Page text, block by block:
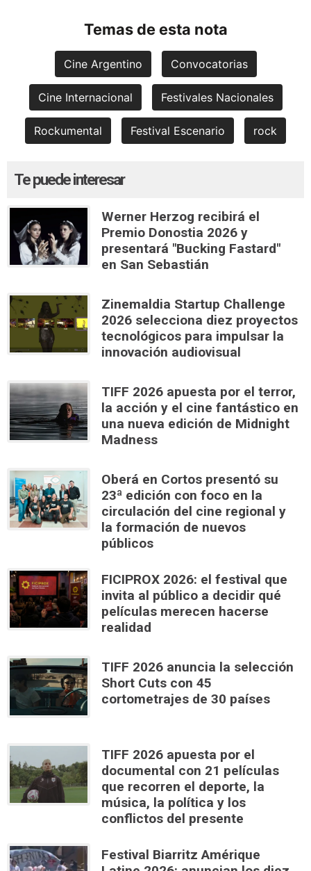
Temas de esta nota
Cine Argentino Convocatorias
Cine Internacional Festivales Nacionales
Rockumental Festival Escenario rock
Te puede interesar
Werner Herzog recibirá el
Premio Donostia 2026 y
presentará "Bucking Fastard"
en San Sebastián
Zinemaldia Startup Challenge
2026 selecciona diez proyectos
tecnológicos para impulsar la
innovación audiovisual
TIFF 2026 apuesta por el terror,
la acción y el cine fantástico en
una nueva edición de Midnight
Madness
Oberá en Cortos presentó su
23ª edición con foco en la
circulación del cine regional y
la formación de nuevos
públicos
FICIPROX 2026: el festival que
invita al público a decidir qué
películas merecen hacerse
realidad
TIFF 2026 anuncia la selección
Short Cuts con 45
cortometrajes de 30 países
TIFF 2026 apuesta por el
documental con 21 películas
que recorren el deporte, la
música, la política y los
conflictos del presente
Festival Biarritz Amérique